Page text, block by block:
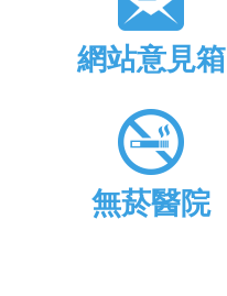
網站意見箱
無菸醫院